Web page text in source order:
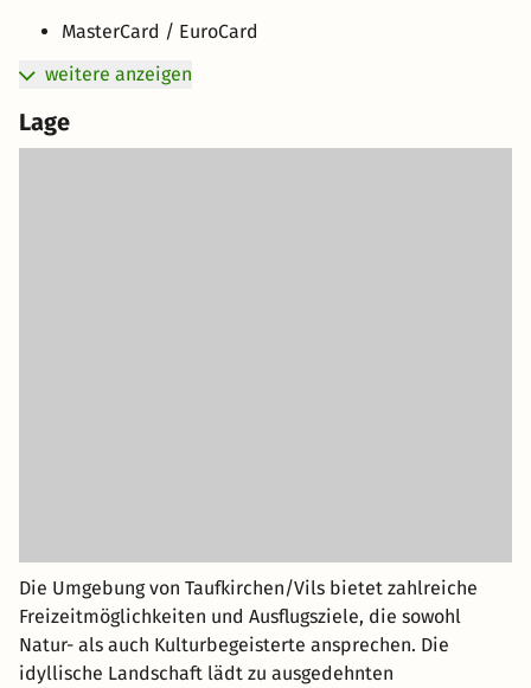
MasterCard / EuroCard
weitere anzeigen
Lage
Die Umgebung von Taufkirchen/Vils bietet zahlreiche
Freizeitmöglichkeiten und Ausflugsziele, die sowohl
Natur- als auch Kulturbegeisterte ansprechen. Die
idyllische Landschaft lädt zu ausgedehnten